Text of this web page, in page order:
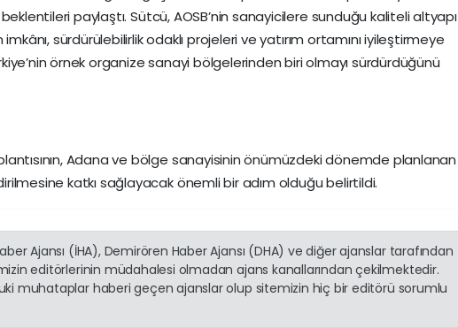
paylaştı. Sütcü, AOSB’nin sanayicilere sunduğu kaliteli altyapı
sürdürülebilirlik odaklı projeleri ve yatırım ortamını iyileştirmeye
örnek organize sanayi bölgelerinden biri olmayı sürdürdüğünü
Adana ve bölge sanayisinin önümüzdeki dönemde planlanan
katkı sağlayacak önemli bir adım olduğu belirtildi.
Ajansı (İHA), Demirören Haber Ajansı (DHA) ve diğer ajanslar tarafından
editörlerinin müdahalesi olmadan ajans kanallarından çekilmektedir.
muhataplar haberi geçen ajanslar olup sitemizin hiç bir editörü sorumlu